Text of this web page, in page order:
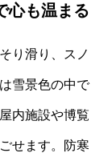
心も温まる
り滑り、スノ
雪景色の中で
内施設や博覧
せます。防寒